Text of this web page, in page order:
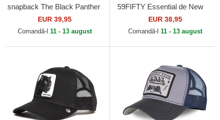
snapback The Black Panther
Core Combo The Farm
Goorin Bros.
EUR 39,95
Comandă-l 11 - 13 august
59FIFTY Essential de New
York Yankees MLB de New
Era
EUR 38,95
Comandă-l 11 - 13 august